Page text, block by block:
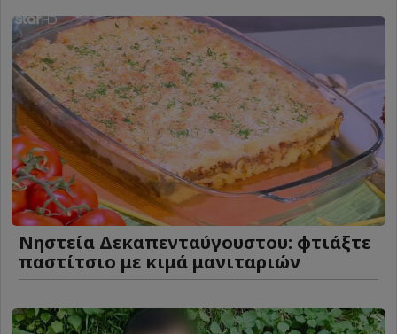
Νηστεία Δεκαπενταύγουστου: φτιάξτε
παστίτσιο με κιμά μανιταριών